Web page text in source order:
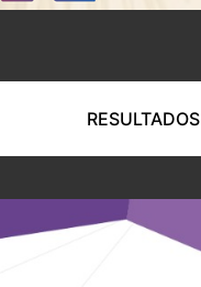
RESULTADOS